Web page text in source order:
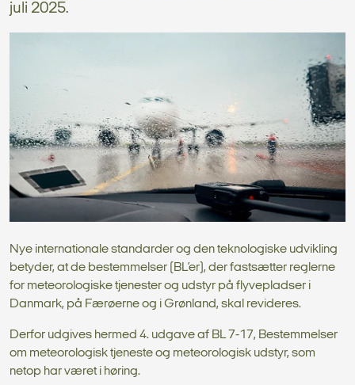
juli 2025.
Nye internationale standarder og den teknologiske udvikling
betyder, at de bestemmelser (BL’er), der fastsætter reglerne
for meteorologiske tjenester og udstyr på flyvepladser i
Danmark, på Færøerne og i Grønland, skal revideres.
Derfor udgives hermed 4. udgave af BL 7-17, Bestemmelser
om meteorologisk tjeneste og meteorologisk udstyr, som
netop har været i høring.